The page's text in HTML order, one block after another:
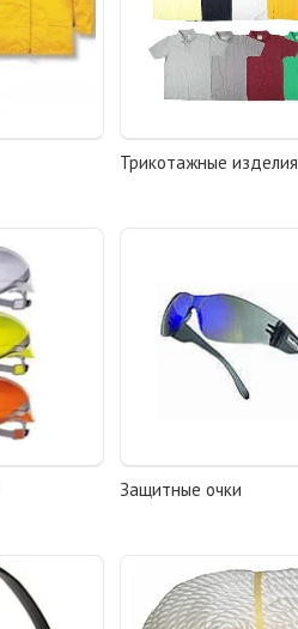
Трикотажные изделия
Защитные очки